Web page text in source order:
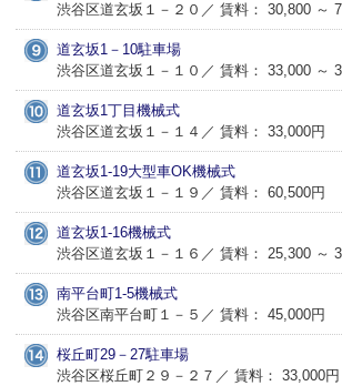
渋谷区道玄坂１－２０／ 賃料： 30,800 ～
道玄坂1－10駐車場
渋谷区道玄坂１－１０／ 賃料： 33,000 ～
道玄坂1丁目機械式
渋谷区道玄坂１－１４／ 賃料： 33,000円
道玄坂1-19大型車OK機械式
渋谷区道玄坂１－１９／ 賃料： 60,500円
道玄坂1-16機械式
渋谷区道玄坂１－１６／ 賃料： 25,300 ～
南平台町1-5機械式
渋谷区南平台町１－５／ 賃料： 45,000円
桜丘町29－27駐車場
渋谷区桜丘町２９－２７／ 賃料： 33,000円